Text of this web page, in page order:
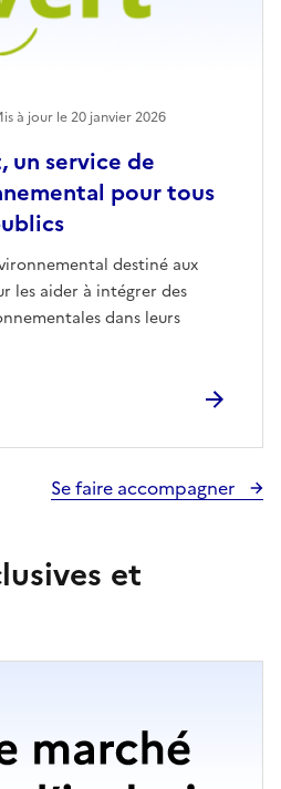
un service de
pour tous
destiné aux
les aider à intégrer des
dans leurs
à jour le 20 janvier 2026
Se faire accompagner
et